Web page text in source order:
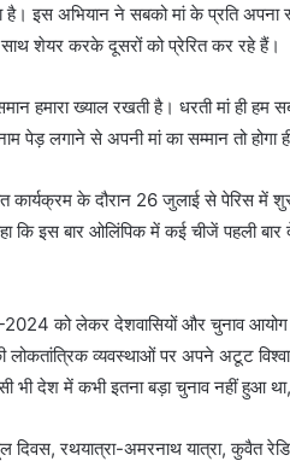
है। इस अभियान ने सबको मां के प्रति
शेयर करके दूसरों को प्रेरित कर रहे हैं।
हमारा ख्याल रखती है। धरती मां ही हम
पेड़ लगाने से अपनी मां का सम्मान तो होगा ही
कार्यक्रम के दौरान 26 जुलाई से पेरिस में
कि इस बार ओलिंपिक में कई चीजें पहली
2024 को लेकर देशवासियों और चुनाव आयोग
व्यवस्थाओं पर अपने अटूट
भी देश में कभी इतना बड़ा चुनाव नहीं हुआ
दिवस, रथयात्रा-अमरनाथ यात्रा, कुवैत